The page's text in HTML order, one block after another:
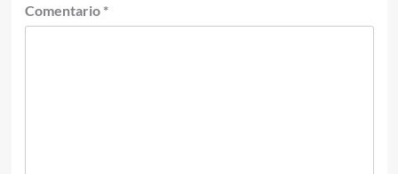
Comentario *